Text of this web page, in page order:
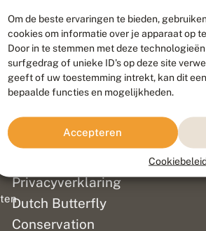
Om de beste ervaringen te bieden,
cookies om informatie over je apparaat op
Door in te stemmen met deze
surfgedrag of unieke ID's op deze site
geeft of uw toestemming intrekt, kan dit
bepaalde functies en mogelijkheden.
Accepteren
Colofon
Disclaimer
Privacyverklaring
Dutch Butterfly
Conservation
ontwikkeld door Go2People,